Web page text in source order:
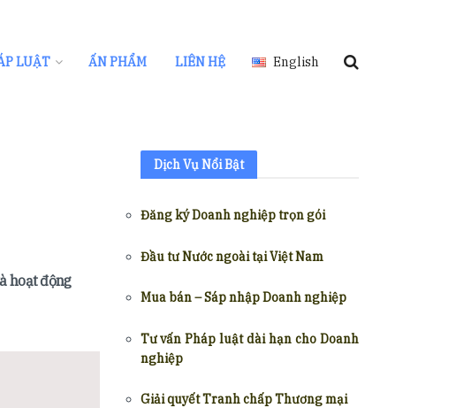
LUẬT ẤN PHẨM LIÊN HỆ English
hoạt động
Dịch Vụ Nổi Bật
Đăng ký Doanh nghiệp trọn gói
Đầu tư Nước ngoài tại Việt Nam
Mua bán – Sáp nhập Doanh nghiệp
Tư vấn Pháp luật dài hạn cho Doanh
nghiệp
Giải quyết Tranh chấp Thương mại